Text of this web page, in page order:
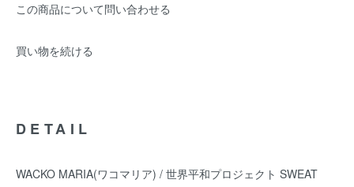
この商品について問い合わせる
買い物を続ける
DETAIL
WACKO MARIA(ワコマリア) / 世界平和プロジェクト SWEAT